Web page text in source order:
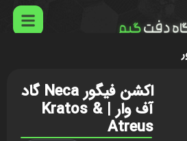
اکشن فیگور Neca گاد
آف وار | Kratos &
Atreus